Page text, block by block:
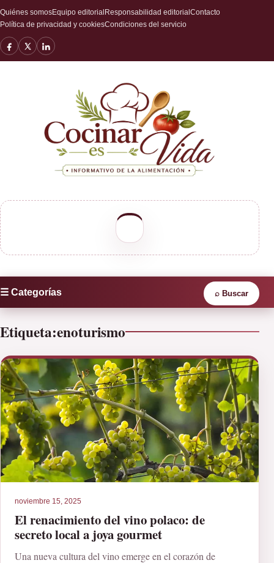
Quiénes somosEquipo editorial Responsabilidad editorial Contacto
Política de privacidad y cookiesCondiciones del servicio
☰ Categorías ⌕ Buscar
Etiqueta:enoturismo
noviembre 15, 2025
El renacimiento del vino polaco: de
secreto local a joya gourmet
Una nueva cultura del vino emerge en el corazón de